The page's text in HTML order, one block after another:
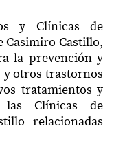
y Clínicas de
Castillo,
la prevención y
y otros trastornos
tratamientos y
las Clínicas de
relacionadas